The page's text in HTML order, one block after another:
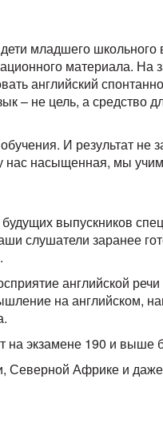
младшего школьного
материала. На
английский
– не цель, а средство
И результат не
нас насыщенная, мы учим
выпускников
слушатели заранее
английской речи
на английском,
на экзамене 190 и выше
Северной Африке и